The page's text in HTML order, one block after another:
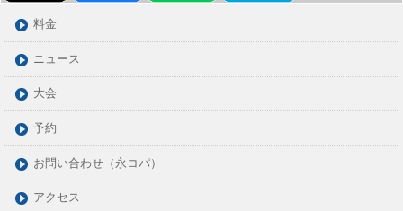
2023年12月
2023年11月
2023年10月
2023年09月
2023年08月
2023年07月
2023年06月
2023年05月
料金
ニュース
大会
予約
お問い合わせ（永コパ）
アクセス